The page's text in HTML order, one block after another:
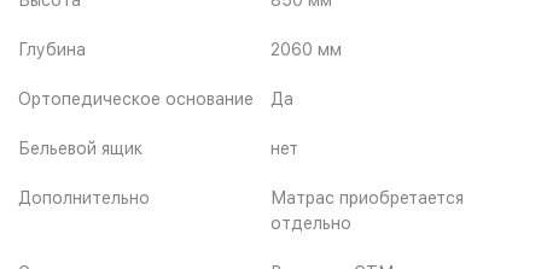
Глубина 2060 мм
Ортопедическое основание Да
Бельевой ящик нет
Дополнительно
Матрас приобретается
отдельно